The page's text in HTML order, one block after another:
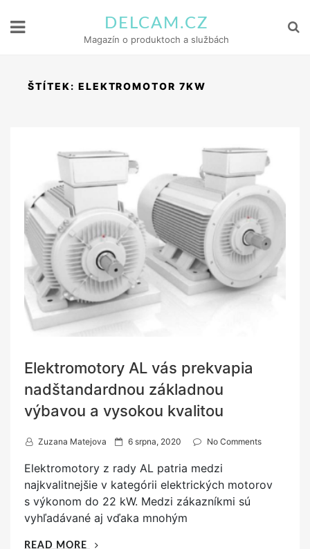
DELCAM.CZ
Magazín o produktoch a službách
ŠTÍTEK: ELEKTROMOTOR 7KW
Elektromotory AL vás prekvapia
nadštandardnou základnou
výbavou a vysokou kvalitou
Zuzana Matejova
P
s
t
e
d
6 srpna, 2020 No Comments
Elektromotory z rady AL patria medzi
najkvalitnejšie v kategórii elektrických motorov
s výkonom do 22 kW. Medzi zákazníkmi sú
vyhľadávané aj vďaka mnohým
READ MORE